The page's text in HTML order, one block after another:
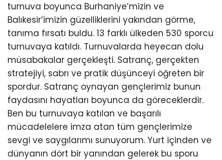
turnuva boyunca Burhaniye’mizin ve
Balıkesir’imizin güzelliklerini yakından görme,
tanıma fırsatı buldu. 13 farklı ülkeden 530 sporcu
turnuvaya katıldı. Turnuvalarda heyecan dolu
müsabakalar gerçekleşti. Satranç, gerçekten
stratejiyi, sabrı ve pratik düşünceyi öğreten bir
spordur. Satranç oynayan gençlerimiz bunun
faydasını hayatları boyunca da göreceklerdir.
Ben bu turnuvaya katılan ve başarılı
mücadelelere imza atan tüm gençlerimize
sevgi ve saygılarımı sunuyorum. Yurt içinden ve
dünyanın dört bir yanından gelerek bu sporu